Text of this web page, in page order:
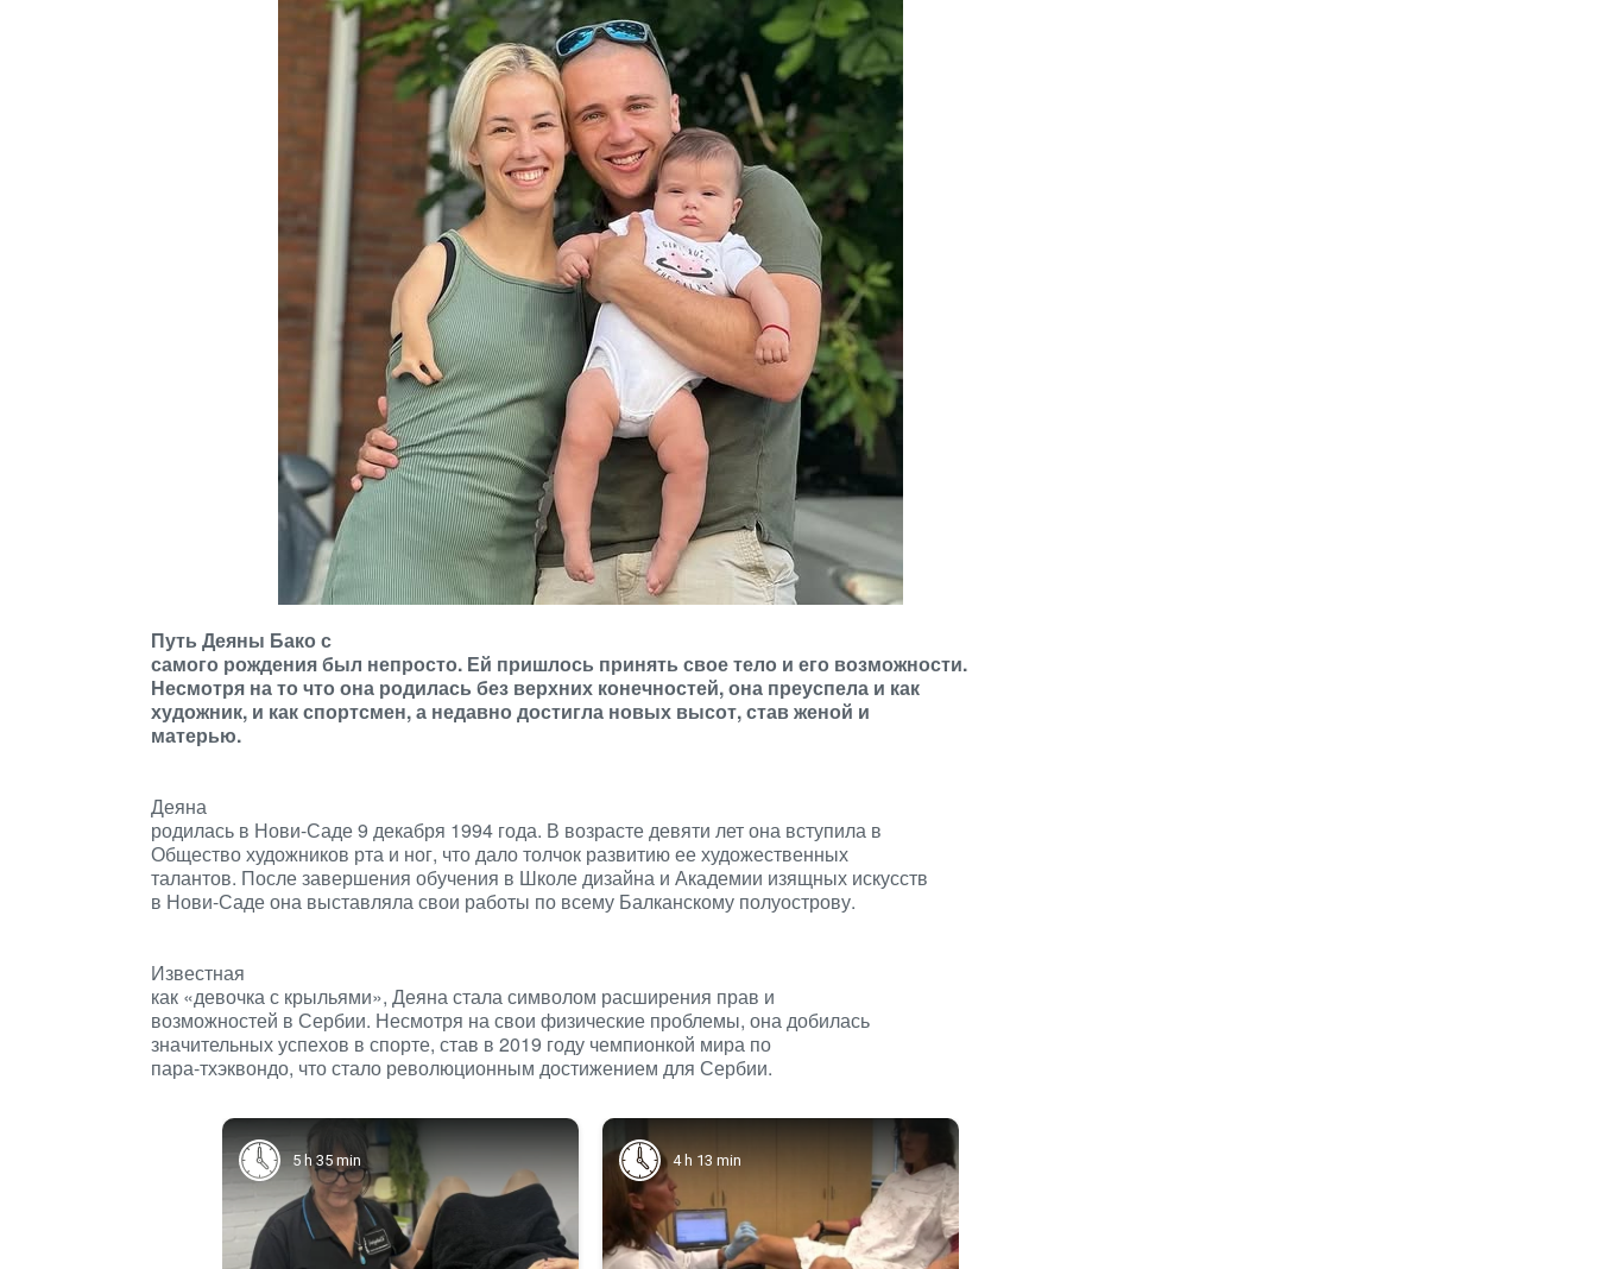
Путь Деяны Бако с
самого рождения был непросто. Ей пришлось принять свое тело и его возможности.
Несмотря на то что она родилась без верхних конечностей, она преуспела и как
художник, и как спортсмен, а недавно достигла новых высот, став женой и
матерью.
Деяна
родилась в Нови-Саде 9 декабря 1994 года. В возрасте девяти лет она вступила в
Общество художников рта и ног, что дало толчок развитию ее художественных
талантов. После завершения обучения в Школе дизайна и Академии изящных искусств
в Нови-Саде она выставляла свои работы по всему Балканскому полуострову.
Известная
как «девочка с крыльями», Деяна стала символом расширения прав и
возможностей в Сербии. Несмотря на свои физические проблемы, она добилась
значительных успехов в спорте, став в 2019 году чемпионкой мира по
пара-тхэквондо, что стало революционным достижением для Сербии.
5 h 35 min 4 h 13 min